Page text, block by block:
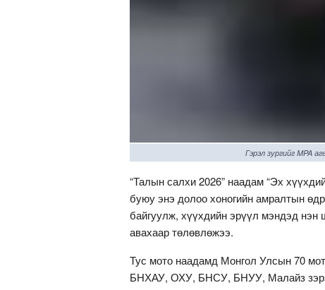
Гэрэл зургийг MPA
“Талын салхи 2026” наадам “Эх
буюу энэ долоо хоногийн амралтын
байгуулж, хүүхдийн эрүүл мэндэд нэн
авахаар төлөвлөжээ.
Тус мото наадамд Монгол Улсын 70
БНХАУ, ОХУ, БНСУ, БНУУ, Малайз